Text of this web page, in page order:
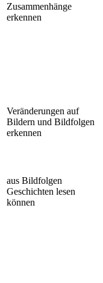
Zusammenhänge
erkennen
Veränderungen auf
Bildern und Bildfolgen
erkennen
aus Bildfolgen
Geschichten lesen
können